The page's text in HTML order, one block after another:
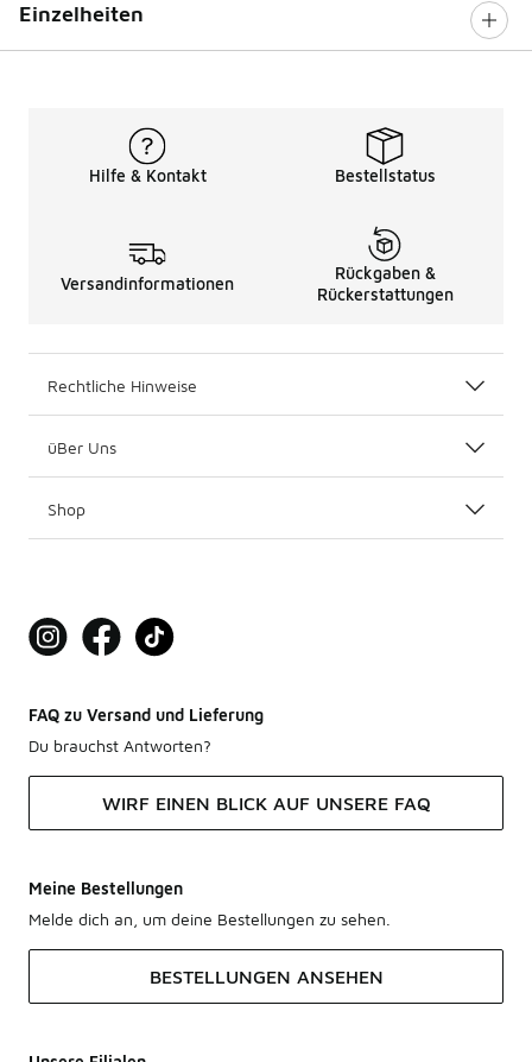
Einzelheiten
Hilfe & Kontakt Bestellstatus
Versandinformationen
Rückgaben &
Rückerstattungen
Rechtliche Hinweise
üBer Uns
Shop
FAQ zu Versand und Lieferung
Du brauchst Antworten?
WIRF EINEN BLICK AUF UNSERE FAQ
Meine Bestellungen
Melde dich an, um deine Bestellungen zu sehen.
BESTELLUNGEN ANSEHEN